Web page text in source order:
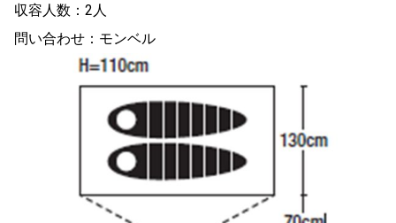
収容人数：2人
問い合わせ：モンベル